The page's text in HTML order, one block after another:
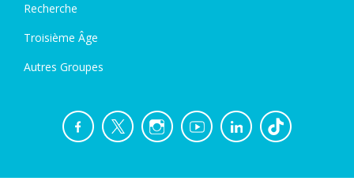
Recherche
Troisième Âge
Autres Groupes